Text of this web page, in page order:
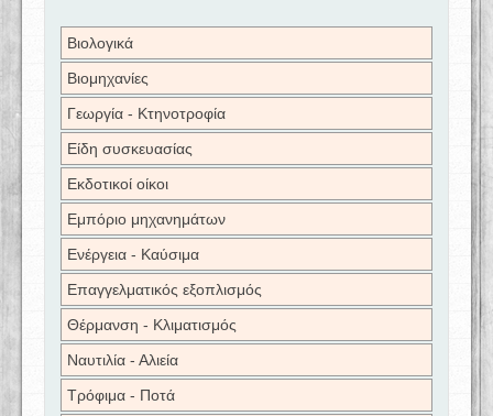
Βιολογικά
Βιομηχανίες
Γεωργία - Κτηνοτροφία
Είδη συσκευασίας
Εκδοτικοί οίκοι
Εμπόριο μηχανημάτων
Ενέργεια - Καύσιμα
Επαγγελματικός εξοπλισμός
Θέρμανση - Κλιματισμός
Ναυτιλία - Αλιεία
Τρόφιμα - Ποτά